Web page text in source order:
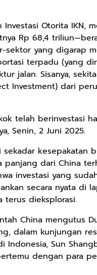
Otorita IKN,
Rp 68,4
sektor yang digarap
terpadu (yang
jalan. Sisanya,
Investment) dari
telah berinvestasi
Senin, 2 Juni 2025.
kesepakatan
panjang dari China
investasi yang
secara nyata di
terus dieksplorasi.
China mengutus
dalam kunjungan
Indonesia, Sun
dengan para